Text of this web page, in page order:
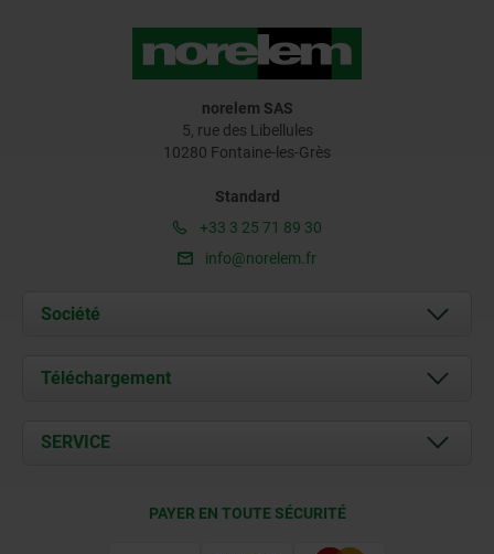
norelem SAS
5, rue des Libellules
10280 Fontaine-les-Grès
Standard
+33 3 25 71 89 30
info@norelem.fr
Société
À propos de nous
Contact
Téléchargement
Documents
SERVICE
PAYER EN TOUTE SÉCURITÉ